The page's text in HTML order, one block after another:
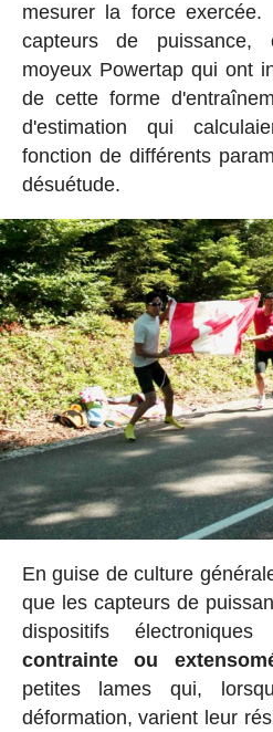
mesurer la force exercée.
capteurs de puissance,
moyeux Powertap qui ont
de cette forme
d'estimation qui
fonction de différents
désuétude.
En guise de culture
que les capteurs de
dispositifs
contrainte ou
petites lames qui,
déformation, varient leur